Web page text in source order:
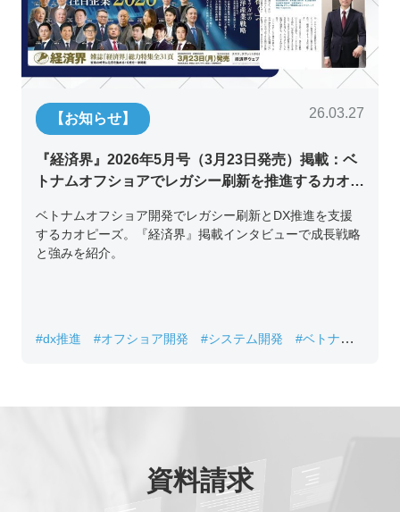
【お知らせ】 26.03.27
『経済界』2026年5月号（3月23日発売）掲載：ベ
トナムオフショアでレガシー刷新を推進するカオピ
ベトナムオフショア開発でレガシー刷新とDX推進を支援
するカオピーズ。『経済界』掲載インタビューで成長戦略
と強みを紹介。
#dx推進 #オフショア開発 #システム開発
#ベトナムIT
資料請求